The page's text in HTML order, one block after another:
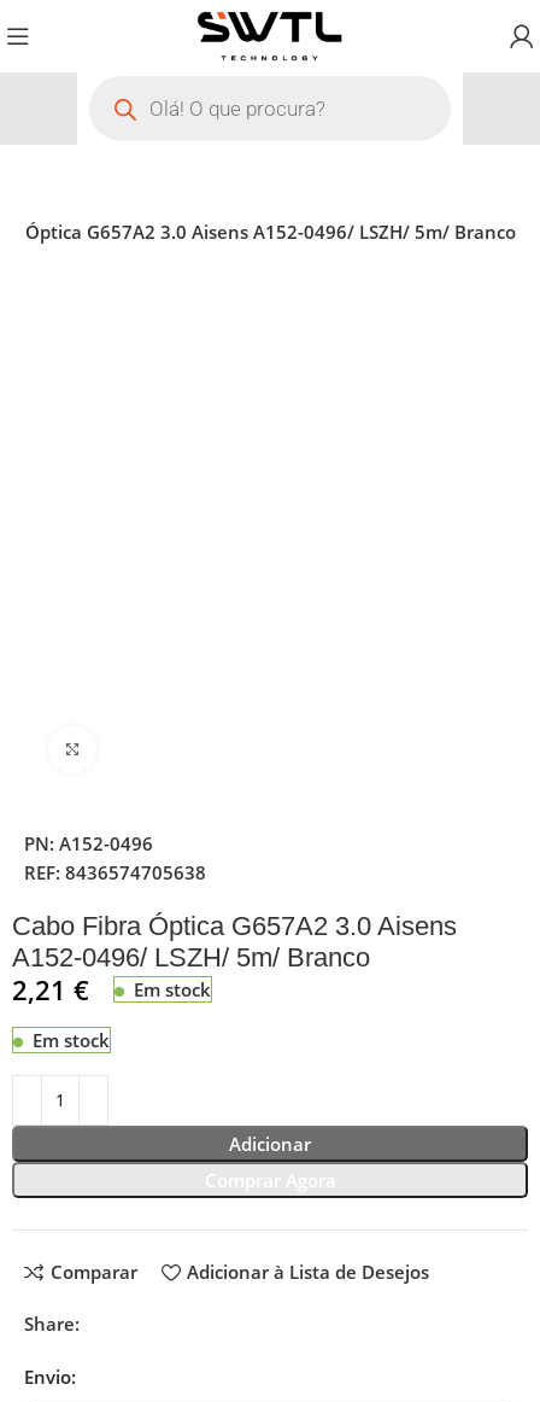
Óptica G657A2 3.0 Aisens A152-0496/ LSZH/ 5m/ Branco
PN:A152-0496
REF:8436574705638
Cabo Fibra Óptica G657A2 3.0 Aisens
A152-0496/ LSZH/ 5m/ Branco
2,21€ Em stock
Em stock
Adicionar
Comparar Adicionar à Lista de Desejos
Share:
Envio: